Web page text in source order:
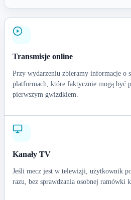
Transmisje online
Przy wydarzeniu zbieramy informacje o
platformach, które faktycznie mogą być
pierwszym gwizdkiem.
Kanały TV
Jeśli mecz jest w telewizji, użytkownik
razu, bez sprawdzania osobnej ramówki